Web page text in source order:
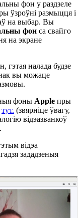
льны фон у раздзеле
ы ўзроўні размыцця і
ў на выбар. Вы
льны фон са свайго
я на экране
н, гэтая налада будзе
ак вы можаце
змовы.
ыя фоны Apple пры
тут. (звярніце ўвагу,
логію відэазванкоў
.
этым відэа
гадзя зададзеныя